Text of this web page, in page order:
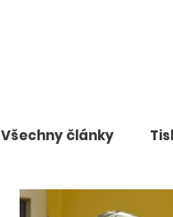
Všechny články